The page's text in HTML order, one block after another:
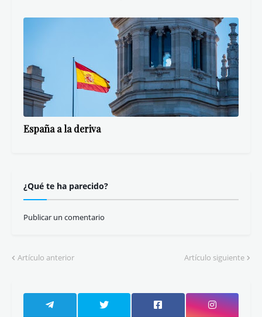
España a la deriva
¿Qué te ha parecido?
Publicar un comentario
Artículo anterior Artículo siguiente